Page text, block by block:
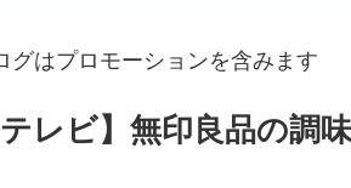
グはプロモーションを含みます
テレビ】無印良品の調